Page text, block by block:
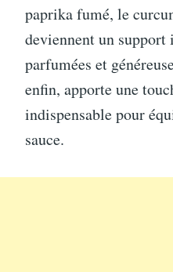
paprika fumé, le
deviennent un support
parfumées et
enfin, apporte une
indispensable pour
sauce.